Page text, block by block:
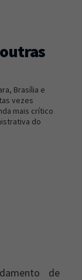
e
Brasília e
vezes
mais crítico
do
de